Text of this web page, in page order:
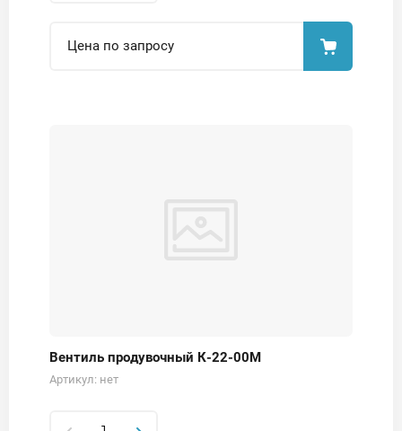
Цена по запросу
Вентиль продувочный К-22-00М
Артикул: нет